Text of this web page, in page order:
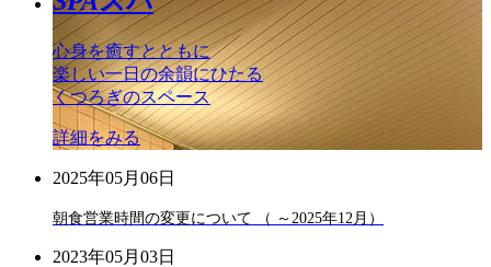
心身を癒すとともに
楽しい一日の余韻にひたる
くつろぎのスペース
詳細をみる
2025年05月06日
朝食営業時間の変更について （ ～2025年12月）
2023年05月03日